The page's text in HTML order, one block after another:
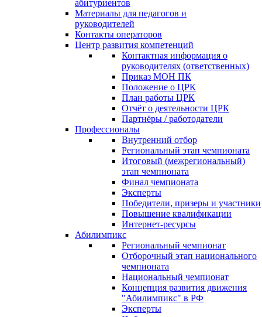
абитуриентов
Материалы для педагогов и
руководителей
Контакты операторов
Центр развития компетенций
Контактная информация о
руководителях (ответственных)
Приказ МОН ПК
Положение о ЦРК
План работы ЦРК
Отчёт о деятельности ЦРК
Партнёры / работодатели
Профессионалы
Внутренний отбор
Региональный этап чемпионата
Итоговый (межрегиональный)
этап чемпионата
Финал чемпионата
Эксперты
Победители, призеры и участники
Повышение квалификации
Интернет-ресурсы
Абилимпикс
Региональный чемпионат
Отборочный этап национального
чемпионата
Национальный чемпионат
Концепция развития движения
"Абилимпикс" в РФ
Эксперты